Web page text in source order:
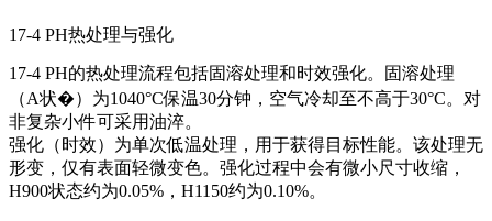
17-4 PH热处理与强化
17-4 PH的热处理流程包括固溶处理和时效强化。固溶处理
（A状�）为1040°C保温30分钟，空气冷却至不高于30°C。对
非复杂小件可采用油淬。
强化（时效）为单次低温处理，用于获得目标性能。该处理无
形变，仅有表面轻微变色。强化过程中会有微小尺寸收缩，
H900状态约为0.05%，H1150约为0.10%。